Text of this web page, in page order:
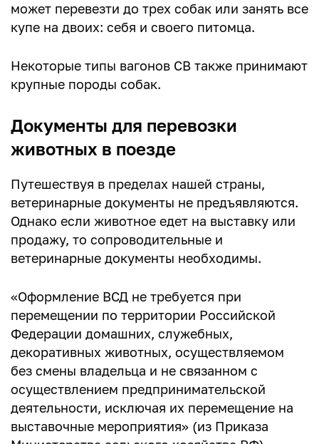
может перевезти до трех собак или занять все
купе на двоих: себя и своего питомца.
Некоторые типы вагонов СВ также принимают
крупные породы собак.
Документы для перевозки
животных в поезде
Путешествуя в пределах нашей страны,
ветеринарные документы не предъявляются.
Однако если животное едет на выставку или
продажу, то сопроводительные и
ветеринарные документы необходимы.
«Оформление ВСД не требуется при
перемещении по территории Российской
Федерации домашних, служебных,
декоративных животных, осуществляемом
без смены владельца и не связанном с
осуществлением предпринимательской
деятельности, исключая их перемещение на
выставочные мероприятия» (из Приказа